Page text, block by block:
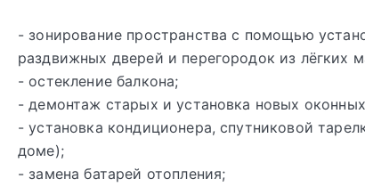
- зонирование пространства с помощью
раздвижных дверей и перегородок из лёгких
- остекление балкона;
- демонтаж старых и установка новых
- установка кондиционера, спутниковой
доме);
- замена батарей отопления;